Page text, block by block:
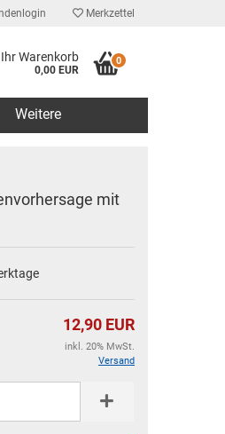
Merkzettel
Ihr Warenkorb
0,00 EUR
0
Weitere
mit
12,90 EUR
inkl. 20% MwSt.
Versand